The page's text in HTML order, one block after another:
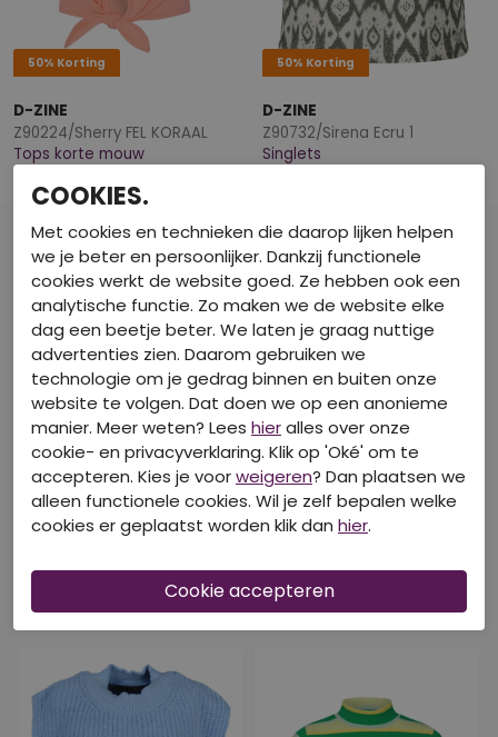
50% Korting
D-ZINE
Z90224/Sherry FEL KORAAL
Tops korte mouw
€ 6,50 € 12,99
50% Korting
D-ZINE
Z90732/Sirena Ecru 1
Singlets
DIT IS OOK LEUK VAN D-ZINE!
COOKIES.
Met cookies en technieken die daarop lijken helpen
we je beter en persoonlijker. Dankzij functionele
cookies werkt de website goed. Ze hebben ook een
analytische functie. Zo maken we de website elke
dag een beetje beter. We laten je graag nuttige
advertenties zien. Daarom gebruiken we
technologie om je gedrag binnen en buiten onze
website te volgen. Dat doen we op een anonieme
manier. Meer weten? Lees hieralles over onze
cookie- en privacyverklaring. Klik op 'Oké' om te
accepteren. Kies je voorweigeren? Dan plaatsen we
alleen functionele cookies. Wil je zelf bepalen welke
cookies er geplaatst worden klik dan hier.